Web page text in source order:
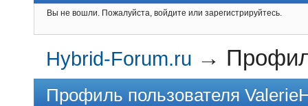
Вы не вошли. Пожалуйста, войдите или зарегистрируйтесь.
Hybrid-Forum.ru →
Профиль пользователя